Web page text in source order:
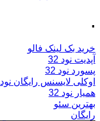
.
خرید بک لینک فالو
آپدیت نود 32
پسورد نود 32
اوکلی لایسنس رایگان نود 32
همیار نود 32
بهترین سئو
رایگان